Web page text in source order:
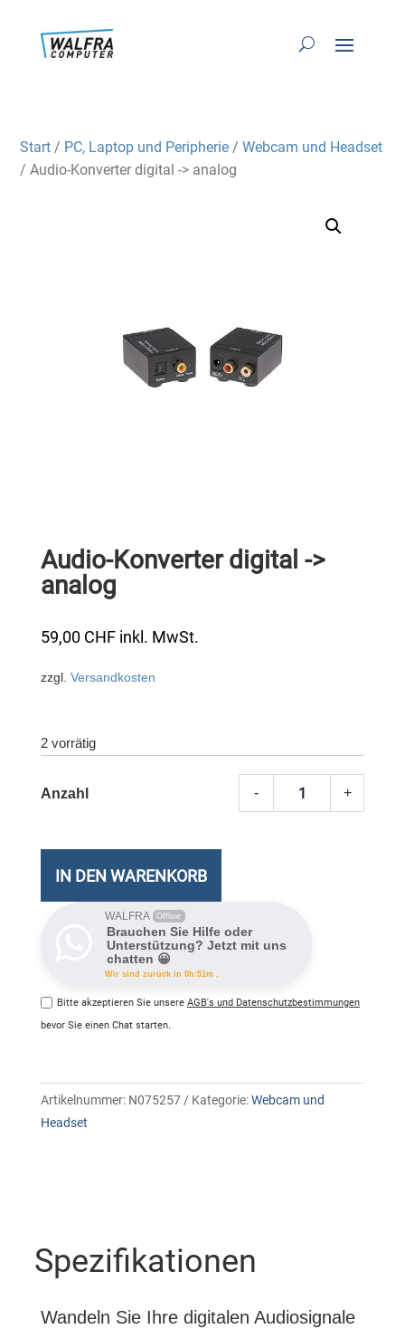
Start / PC, Laptop und Peripherie /Webcam und Headset
/ Audio-Konverter digital -> analog
Audio-Konverter digital ->
analog
59,00 CHF inkl. MwSt.
zzgl. Versandkosten
2 vorrätig
- +
IN DEN WARENKORB
WALFRA Offline
Brauchen Sie Hilfe oder
Unterstützung? Jetzt mit uns
chatten 😀
Wir sind zurück in 0h:51m .
Bitte akzeptieren Sie unsere AGB's und Datenschutzbestimmungen
bevor Sie einen Chat starten.
Artikelnummer: N075257 Kategorie:Webcam und
Headset
Spezifikationen
Wandeln Sie Ihre digitalen Audiosignale